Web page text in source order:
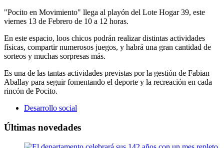
"Pocito en Movimiento" llega al playón del Lote Hogar 39, este
viernes 13 de Febrero de 10 a 12 horas.
En este espacio, loos chicos podrán realizar distintas actividades
físicas, compartir numerosos juegos, y habrá una gran cantidad de
sorteos y muchas sorpresas más.
Es una de las tantas actividades previstas por la gestión de Fabian
Aballay para seguir fomentando el deporte y la recreación en cada
rincón de Pocito.
Desarrollo social
Últimas novedades